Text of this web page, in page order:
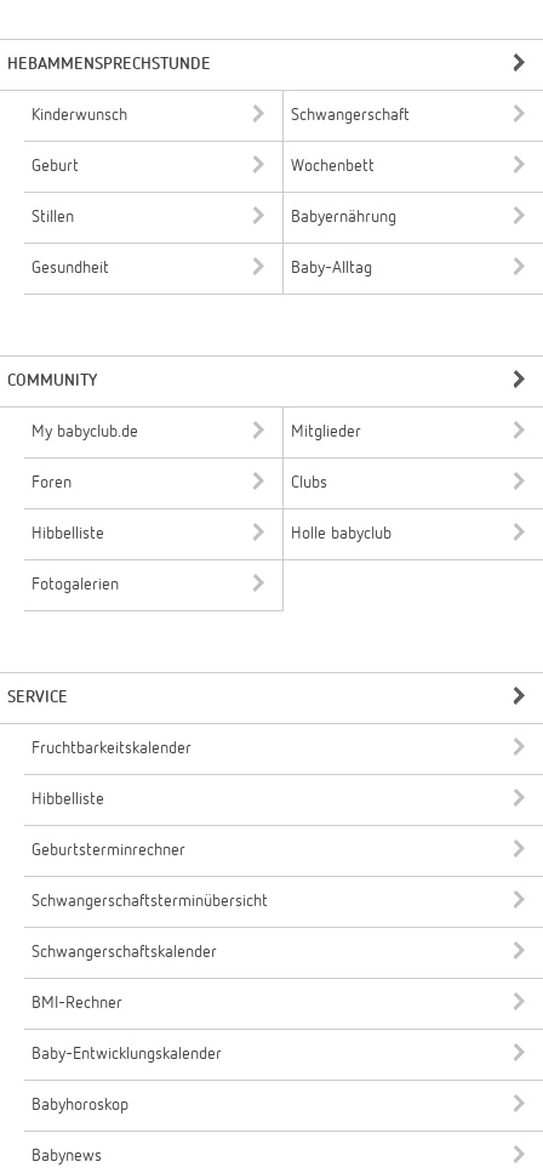
HEBAMMENSPRECHSTUNDE
Kinderwunsch Schwangerschaft
Geburt Wochenbett
Stillen Babyernährung
Gesundheit Baby-Alltag
COMMUNITY
My babyclub.de Mitglieder
Foren Clubs
Hibbelliste Holle babyclub
Fotogalerien
SERVICE
Fruchtbarkeitskalender
Hibbelliste
Geburtsterminrechner
Schwangerschaftsterminübersicht
Schwangerschaftskalender
BMI-Rechner
Baby-Entwicklungskalender
Babyhoroskop
Babynews